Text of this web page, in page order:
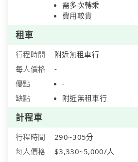
需多次轉乘
費用較貴
租車
行程時間
附近無租車行
每人價格
-
優點
-
缺點
附近無租車行
計程車
行程時間
290~305分
每人價格
$3,330~5,000/人